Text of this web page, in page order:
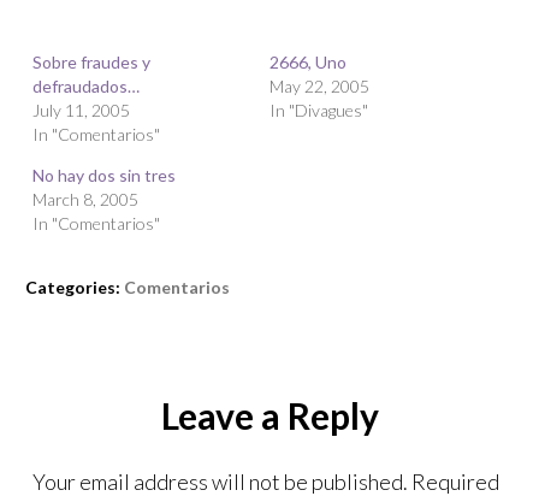
Sobre fraudes y
defraudados…
July 11, 2005
In "Comentarios"
2666, Uno
May 22, 2005
In "Divagues"
No hay dos sin tres
March 8, 2005
In "Comentarios"
Categories: Comentarios
Leave a Reply
Your email address will not be published. Required